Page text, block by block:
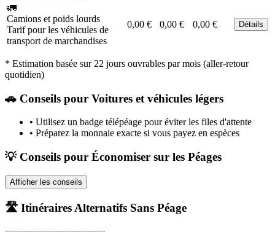
🚛
Camions et poids lourds
Tarif pour les véhicules de
transport de marchandises
0,00 € 0,00 € 0,00 € Détails
* Estimation basée sur 22 jours ouvrables par mois (aller-retour
quotidien)
🚗 Conseils pour Voitures et véhicules légers
• Utilisez un badge télépéage pour éviter les files d'attente
• Préparez la monnaie exacte si vous payez en espèces
💡 Conseils pour Économiser sur les Péages
Afficher les conseils
🛣️ Itinéraires Alternatifs Sans Péage